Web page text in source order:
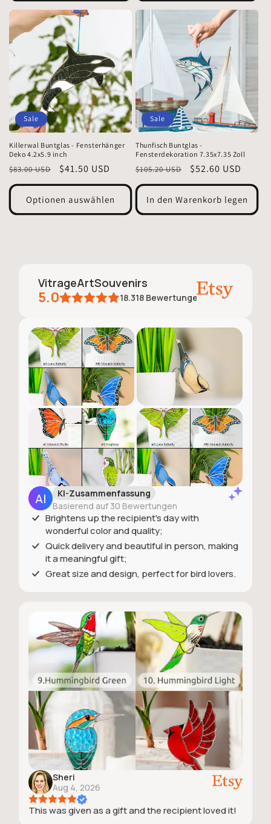
Sale
Killerwal Buntglas - Fensterhänger
Deko 4.2x5.9 inch
Normaler
Preis
$83.00 USD Verkaufspreis
$41.50 USD
Optionen auswählen
Sale
Thunfisch Buntglas -
Fensterdekoration 7.35x7.35 Zoll
Normaler
Preis
$105.20 USD Verkaufspreis
$52.60 USD
In den Warenkorb legen
VitrageArtSouvenirs
5.0 18.318 Bewertungen
KI-Zusammenfassung
Basierend auf 30 Bewertungen
Brightens up the recipient's day with
wonderful color and quality;
Quick delivery and beautiful in person, making
it a meaningful gift;
Great size and design, perfect for bird lovers.
Sheri
Aug 4, 2026
This was given as a gift and the recipient loved it!